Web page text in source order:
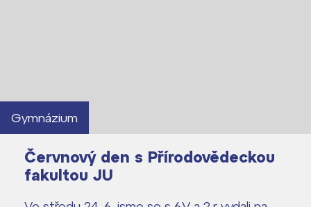
Gymnázium
Červnový den s Přírodovědeckou
fakultou JU